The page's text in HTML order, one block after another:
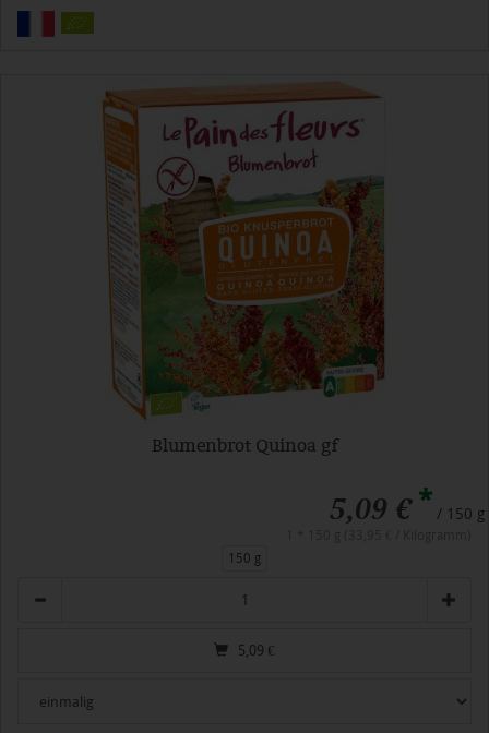
Blumenbrot Quinoa gf
5,09 €* / 150 g
150 g
5,09 €